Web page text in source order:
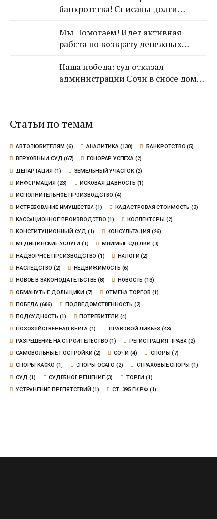
банкротства! Списаны долги
Мы Помогаем! Идет активная
работа по возврату денежных
Самвела Смпатовича 17.07.1983 г.р.
Наша победа: суд отказал
администрации Сочи в сносе дома,
Статьи по темам
АВТОЛЮБИТЕЛЯМ (6) АНАЛИТИКА (130) БАНКРОТСТВО (5)
ВЕРХОВНЫЙ СУД (67) ГОНОРАР УСПЕХА (2)
ДЕПАРТАЦИЯ (1) ЗЕМЕЛЬНЫЙ УЧАСТОК (2)
ИНФОРМАЦИЯ (23) ИСКОВАЯ ДАВНОСТЬ (1)
ИСПОЛНИТЕЛЬНОЕ ПРОИЗВОДСТВО (4)
ИСТРЕБОВАНИЕ ИМУЩЕСТВА(1) КАДАСТРОВАЯ СТОИМОСТЬ (3)
КАССАЦИОННОЕ ПРОИЗВОДСТВО (1) КОЛЛЕКТОРЫ (2)
КОНСТИТУЦИОННЫЙ СУД (1) КОНСУЛЬТАЦИЯ (26)
МЕДИЦИНСКИЕ УСЛУГИ (1) МНИМЫЕ СДЕЛКИ (3)
НАДЗОРНОЕ ПРОИЗВОДСТВО (1) НАЛОГИ (2)
НАСЛЕДСТВО (2) НЕДВИЖИМОСТЬ (6)
НОВОЕ В ЗАКОНОДАТЕЛЬСТВЕ(8) НОВОСТЬ (13)
ОБМАНУТЫЕ ДОЛЬЩИКИ (7) ОТМЕНА ТОРГОВ (1)
ПОБЕДА(606) ПОДВЕДОМСТВЕННОСТЬ (2)
ПОДСУДНОСТЬ (1) ПОТРЕБИТЕЛИ (4)
ПОХОЗЯЙСТВЕННАЯ КНИГА(1) ПРАВОВОЙ ЛИКБЕЗ (43)
РАЗРЕШЕНИЕ НА СТРОИТЕЛЬСТВО (1) РЕГИСТРАЦИЯ ПРАВА (2)
САМОВОЛЬНЫЕ ПОСТРОЙКИ (2) СОЧИ (4) СПОРЫ (7)
СПОРЫ КАСКО (1) СПОРЫ ОСАГО (2) СТРАХОВЫЕ СПОРЫ (1)
СУД (1) СУДЕБНОЕ РЕШЕНИЕ (3) ТОРГИ (1)
УСТРАНЕНИЕ ПРЕПЯТСТВИЙ (1) СТ. 395 ГК РФ (1)